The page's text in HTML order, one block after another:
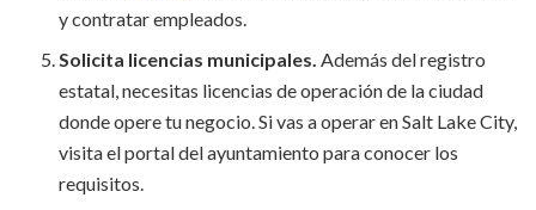
y contratar empleados.
Solicita licencias municipales. Además del registro
estatal, necesitas licencias de operación de la ciudad
donde opere tu negocio. Si vas a operar en Salt Lake City,
visita el portal del ayuntamiento para conocer los
requisitos.